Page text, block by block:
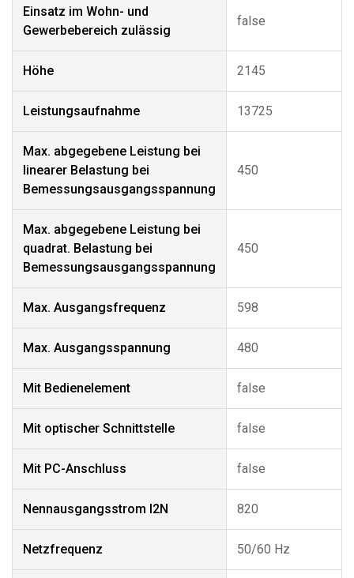
Einsatz im Wohn- und
Gewerbebereich zulässig
false
Höhe 2145
Leistungsaufnahme 13725
Max. abgegebene Leistung bei
linearer Belastung bei
Bemessungsausgangsspannung
450
Max. abgegebene Leistung bei
quadrat. Belastung bei
Bemessungsausgangsspannung
450
Max. Ausgangsfrequenz 598
Max. Ausgangsspannung 480
Mit Bedienelement false
Mit optischer Schnittstelle false
Mit PC-Anschluss false
Nennausgangsstrom I2N 820
Netzfrequenz 50/60 Hz